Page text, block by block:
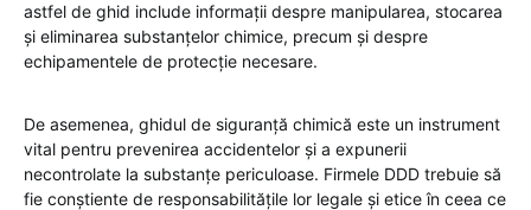
astfel de ghid include informații despre manipularea, stocarea
și eliminarea substanțelor chimice, precum și despre
echipamentele de protecție necesare.
De asemenea, ghidul de siguranță chimică este un instrument
vital pentru prevenirea accidentelor și a expunerii
necontrolate la substanțe periculoase. Firmele DDD trebuie să
fie conștiente de responsabilitățile lor legale și etice în ceea ce